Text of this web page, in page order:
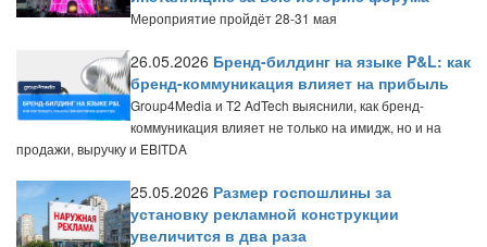
Мероприятие пройдёт 28-31 мая
26.05.2026 Бренд-билдинг на языке P&L: как
бренд-коммуникация влияет на прибыль
Group4Media и T2 AdTech выяснили, как бренд-
коммуникация влияет не только на имидж, но и на
продажи, выручку и EBITDA
25.05.2026 Размер госпошлины за
установку рекламной конструкции
увеличится в два раза